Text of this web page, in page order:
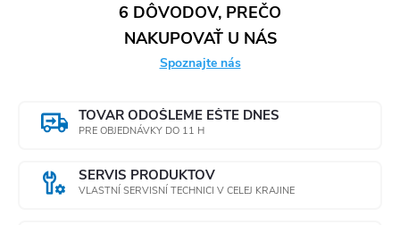
6 DÔVODOV, PREČO
NAKUPOVAŤ U NÁS
Spoznajte nás
TOVAR ODOŠLEME EŠTE DNES
PRE OBJEDNÁVKY DO 11 H
SERVIS PRODUKTOV
VLASTNÍ SERVISNÍ TECHNICI V CELEJ KRAJINE